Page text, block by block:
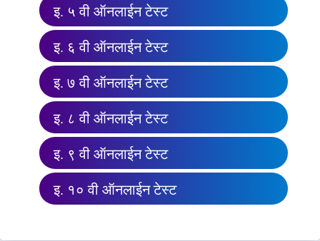
इ. ५ वी ऑनलाईन टेस्ट
इ. ६ वी ऑनलाईन टेस्ट
इ. ७ वी ऑनलाईन टेस्ट
इ. ८ वी ऑनलाईन टेस्ट
इ. ९ वी ऑनलाईन टेस्ट
इ. १० वी ऑनलाईन टेस्ट